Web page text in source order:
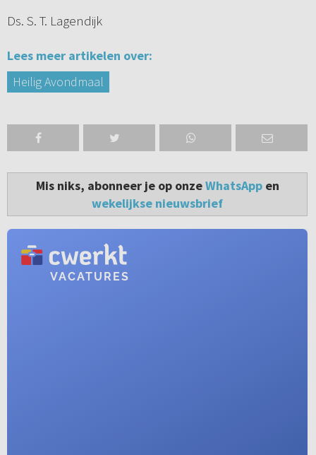
Ds. S. T. Lagendijk
Lees meer artikelen over:
Heilig Avondmaal
Mis niks, abonneer je op onzeWhatsAppen
wekelijkse nieuwsbrief